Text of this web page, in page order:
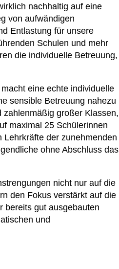
nachhaltig auf eine
von aufwändigen
Entlastung für unsere
Schulen und mehr
die individuelle Betreuung,
eine echte individuelle
sensible Betreuung nahezu
zahlenmäßig großer Klassen,
maximal 25 Schülerinnen
Lehrkräfte der zunehmenden
ohne Abschluss das
nicht nur auf die
den Fokus verstärkt auf die
bereits gut ausgebauten
und